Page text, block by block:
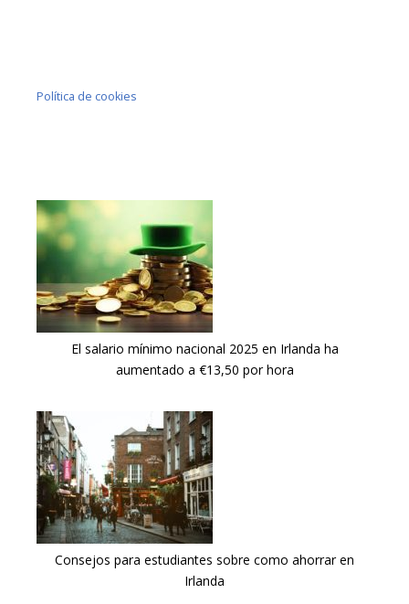
Política de cookies
El salario mínimo nacional 2025 en Irlanda ha
aumentado a €13,50 por hora
Consejos para estudiantes sobre como ahorrar en
Irlanda